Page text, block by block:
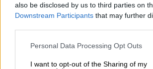
also be disclosed by us to third parties on
Downstream Participants that may further
Please note that this website/app uses one
not limited to your visit or usage behaviour.
Personal Data Processing Opt Outs
I want to opt-out of the Sharing of my
πολίτες και συνομίλησε μαζί
«Θέλω να ευχηθώ σε όλους και
πολλά. Όπως καταλαβαίνετε